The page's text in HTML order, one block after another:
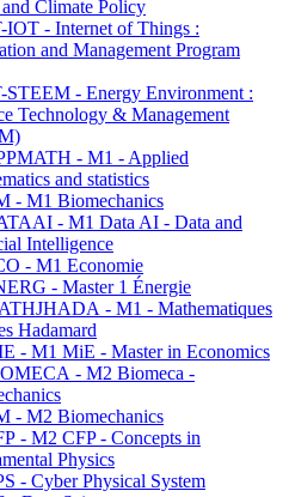
Climate Policy
IOT - Internet of Things :
and Management Program
STEEM - Energy Environment :
Technology & Management
- M1 - Applied
and statistics
- M1 Biomechanics
- M1 Data AI - Data and
Intelligence
- M1 Economie
- Master 1 Énergie
- M1 - Mathematiques
Hadamard
- M1 MiE - Master in Economics
- M2 Biomeca -
- M2 Biomechanics
- M2 CFP - Concepts in
Physics
- Cyber Physical System